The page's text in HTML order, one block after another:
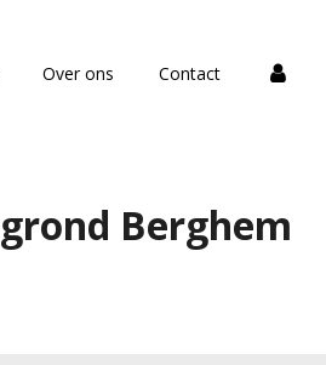
Over ons Contact
Berghem